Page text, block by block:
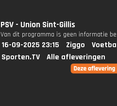
PSV - Union Sint-Gillis
Van dit programma is geen informatie
16-09-2025 23:15 Ziggo
Sporten.TV
Alle afleveringen